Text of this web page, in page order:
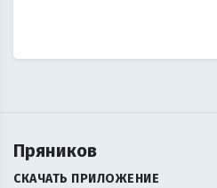
Пряников
СКАЧАТЬ ПРИЛОЖЕНИЕ